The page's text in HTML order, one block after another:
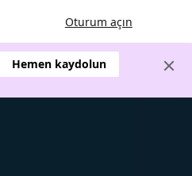
Oturum açın
Hemen kaydolun